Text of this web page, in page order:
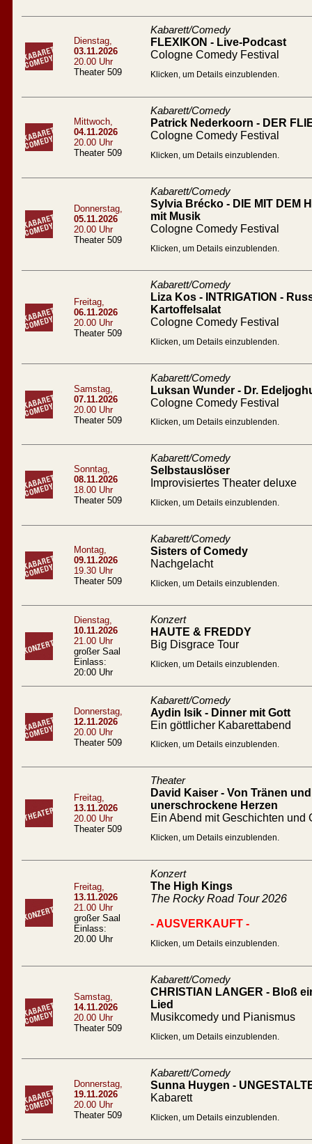
Dienstag,
03.11.2026
20.00 Uhr
Theater 509
Kabarett/Comedy
FLEXIKON - Live-Podcast
Cologne Comedy Festival
Klicken, um Details einzublenden.
Mittwoch,
04.11.2026
20.00 Uhr
Theater 509
Kabarett/Comedy
Patrick Nederkoorn - DER
Cologne Comedy Festival
Klicken, um Details einzublenden.
Donnerstag,
05.11.2026
20.00 Uhr
Theater 509
Kabarett/Comedy
Sylvia Brécko - DIE MIT DEM
mit Musik
Cologne Comedy Festival
Klicken, um Details einzublenden.
Freitag,
06.11.2026
20.00 Uhr
Theater 509
Kabarett/Comedy
Liza Kos - INTRIGATION -
Kartoffelsalat
Cologne Comedy Festival
Klicken, um Details einzublenden.
Samstag,
07.11.2026
20.00 Uhr
Theater 509
Kabarett/Comedy
Luksan Wunder - Dr.
Cologne Comedy Festival
Klicken, um Details einzublenden.
Sonntag,
08.11.2026
18.00 Uhr
Theater 509
Kabarett/Comedy
Selbstauslöser
Improvisiertes Theater deluxe
Klicken, um Details einzublenden.
Montag,
09.11.2026
19.30 Uhr
Theater 509
Kabarett/Comedy
Sisters of Comedy
Nachgelacht
Klicken, um Details einzublenden.
Dienstag,
10.11.2026
21.00 Uhr
großer Saal
Einlass:
20:00 Uhr
Konzert
HAUTE & FREDDY
Big Disgrace Tour
Klicken, um Details einzublenden.
Donnerstag,
12.11.2026
20.00 Uhr
Theater 509
Kabarett/Comedy
Aydin Isik - Dinner mit Gott
Ein göttlicher Kabarettabend
Klicken, um Details einzublenden.
Freitag,
13.11.2026
20.00 Uhr
Theater 509
Theater
David Kaiser - Von Tränen
unerschrockene Herzen
Ein Abend mit Geschichten und
Klicken, um Details einzublenden.
Freitag,
13.11.2026
21.00 Uhr
großer Saal
Einlass:
20.00 Uhr
Konzert
The High Kings
The Rocky Road Tour 2026
- AUSVERKAUFT -
Klicken, um Details einzublenden.
Samstag,
14.11.2026
20.00 Uhr
Theater 509
Kabarett/Comedy
CHRISTIAN LANGER - Bloß
Lied
Musikcomedy und Pianismus
Klicken, um Details einzublenden.
Donnerstag,
19.11.2026
20.00 Uhr
Theater 509
Kabarett/Comedy
Sunna Huygen -
Kabarett
Klicken, um Details einzublenden.